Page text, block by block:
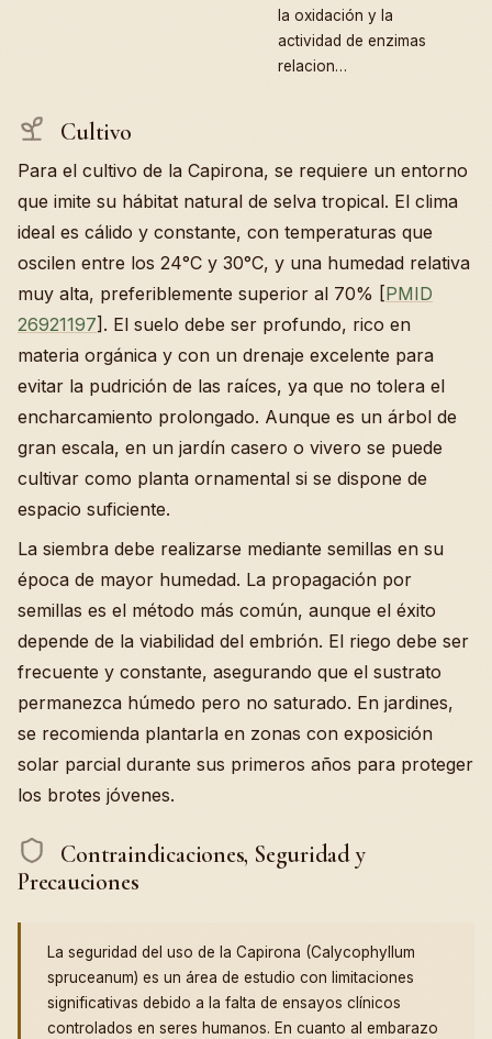
la oxidación y la
actividad de enzimas
relacion…
Cultivo
Para el cultivo de la Capirona, se requiere un entorno
que imite su hábitat natural de selva tropical. El clima
ideal es cálido y constante, con temperaturas que
oscilen entre los 24°C y 30°C, y una humedad relativa
muy alta, preferiblemente superior al 70% [PMID
26921197]. El suelo debe ser profundo, rico en
materia orgánica y con un drenaje excelente para
evitar la pudrición de las raíces, ya que no tolera el
encharcamiento prolongado. Aunque es un árbol de
gran escala, en un jardín casero o vivero se puede
cultivar como planta ornamental si se dispone de
espacio suficiente.
La siembra debe realizarse mediante semillas en su
época de mayor humedad. La propagación por
semillas es el método más común, aunque el éxito
depende de la viabilidad del embrión. El riego debe ser
frecuente y constante, asegurando que el sustrato
permanezca húmedo pero no saturado. En jardines,
se recomienda plantarla en zonas con exposición
solar parcial durante sus primeros años para proteger
los brotes jóvenes.
Contraindicaciones, Seguridad y
Precauciones
La seguridad del uso de la Capirona (Calycophyllum
spruceanum) es un área de estudio con limitaciones
significativas debido a la falta de ensayos clínicos
controlados en seres humanos. En cuanto al embarazo